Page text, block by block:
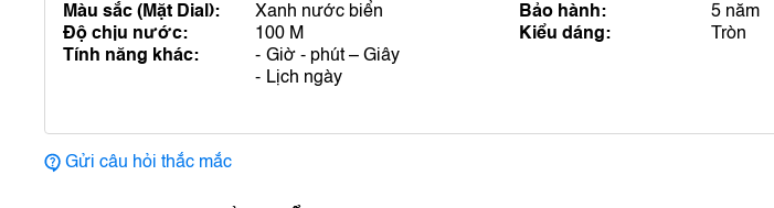
Màu sắc (Mặt Dial):
Xanh nước biển Bảo hành:
5 năm
Độ chịu nước:
100 M Kiểu dáng:
Tròn
Tính năng khác:
Giờ - phút – Giây
Lịch ngày
Gửi câu hỏi thắc mắc